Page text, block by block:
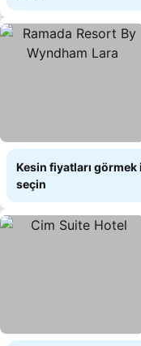
Kesin fiyatları
seçin